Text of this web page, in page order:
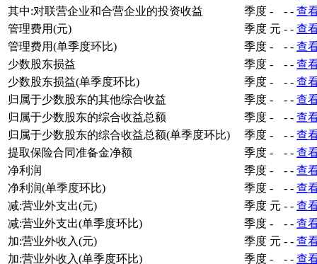
其中:对联营企业和合营企业的投资收益
季度 - - - 查
管理费用(元)
季度 元 - - 查
管理费用(单季度环比)
季度 - - - 查
少数股东损益
季度 - - - 查
少数股东损益(单季度环比)
季度 - - - 查
归属于少数股东的其他综合收益
季度 - - - 查
归属于少数股东的综合收益总额
季度 - - - 查
归属于少数股东的综合收益总额(单季度环比)
季度 - - - 查
提取保险合同准备金净额
季度 - - - 查
净利润
季度 - - - 查
净利润(单季度环比)
季度 - - - 查
减:营业外支出(元)
季度 元 - - 查
减:营业外支出(单季度环比)
季度 - - - 查
加:营业外收入(元)
季度 元 - - 查
加:营业外收入(单季度环比)
季度 - - - 查